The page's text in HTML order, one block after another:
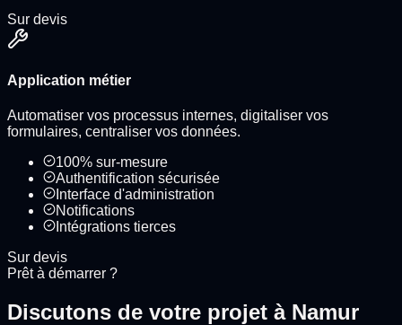
Sur devis
Application métier
Automatiser vos processus internes, digitaliser vos
formulaires, centraliser vos données.
100% sur-mesure
Authentification sécurisée
Interface d'administration
Notifications
Intégrations tierces
Sur devis
Prêt à démarrer ?
Discutons de votre projet à Namur